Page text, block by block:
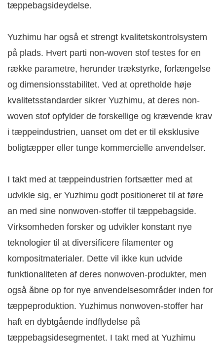
tæppebagsideydelse.
Yuzhimu har også et strengt kvalitetskontrolsystem
på plads. Hvert parti non-woven stof testes for en
række parametre, herunder trækstyrke, forlængelse
og dimensionsstabilitet. Ved at opretholde høje
kvalitetsstandarder sikrer Yuzhimu, at deres non-
woven stof opfylder de forskellige og krævende krav
i tæppeindustrien, uanset om det er til eksklusive
boligtæpper eller tunge kommercielle anvendelser.
I takt med at tæppeindustrien fortsætter med at
udvikle sig, er Yuzhimu godt positioneret til at føre
an med sine nonwoven-stoffer til tæppebagside.
Virksomheden forsker og udvikler konstant nye
teknologier til at diversificere filamenter og
kompositmaterialer. Dette vil ikke kun udvide
funktionaliteten af ​​deres nonwoven-produkter, men
også åbne op for nye anvendelsesområder inden for
tæppeproduktion. Yuzhimus nonwoven-stoffer har
haft en dybtgående indflydelse på
tæppebagsidesegmentet. I takt med at Yuzhimu